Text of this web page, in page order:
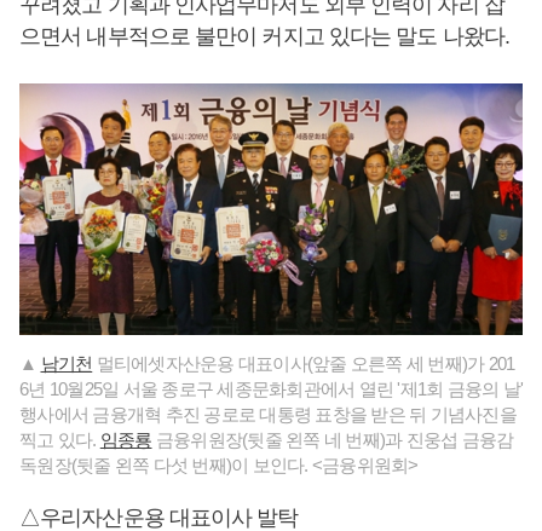
으면서 내부적으로 불만이 커지고 있다는 말도 나왔다.
▲ 남기천 멀티에셋자산운용 대표이사(앞줄 오른쪽 세 번째)가 201
6년 10월25일 서울 종로구 세종문화회관에서 열린 '제1회 금융의 날'
행사에서 금융개혁 추진 공로로 대통령 표창을 받은 뒤 기념사진을
찍고 있다. 임종룡 금융위원장(뒷줄 왼쪽 네 번째)과 진웅섭 금융감
독원장(뒷줄 왼쪽 다섯 번째)이 보인다. <금융위원회>
△우리자산운용 대표이사 발탁